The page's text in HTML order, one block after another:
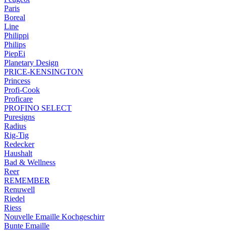
Paris
Boreal
Line
Philippi
Philips
PiepEi
Planetary Design
PRICE-KENSINGTON
Princess
Profi-Cook
Proficare
PROFINO SELECT
Puresigns
Radius
Rig-Tig
Redecker
Haushalt
Bad & Wellness
Reer
REMEMBER
Renuwell
Riedel
Riess
Nouvelle Emaille Kochgeschirr
Bunte Emaille